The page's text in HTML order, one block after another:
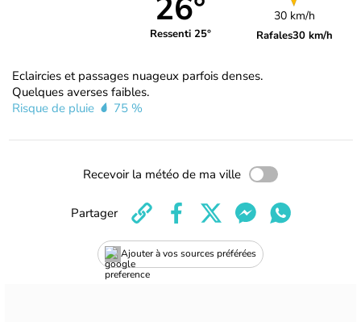
26°
Ressenti 25°
30 km/h
Rafales30 km/h
Eclaircies et passages nuageux parfois denses.
Quelques averses faibles.
Risque de pluie
75 %
Recevoir la météo de ma ville
Ajouter à vos sources préférées
Partager